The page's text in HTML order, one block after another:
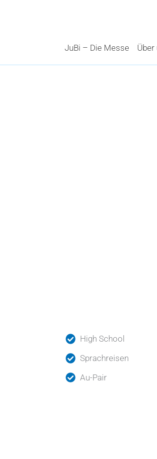
JuBi – Die Messe
Über
High School
Sprachreisen
Au-Pair